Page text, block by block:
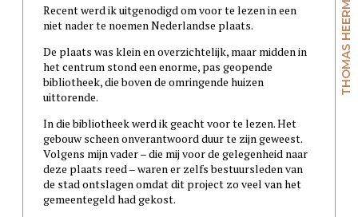
Recent werd ik uitgenodigd om voor te lezen in een
niet nader te noemen Nederlandse plaats.
De plaats was klein en overzichtelijk, maar midden in
het centrum stond een enorme, pas geopende
bibliotheek, die boven de omringende huizen
uittorende.
In die bibliotheek werd ik geacht voor te lezen. Het
gebouw scheen onverantwoord duur te zijn geweest.
Volgens mijn vader – die mij voor de gelegenheid naar
deze plaats reed – waren er zelfs bestuursleden van
de stad ontslagen omdat dit project zo veel van het
gemeentegeld had gekost.